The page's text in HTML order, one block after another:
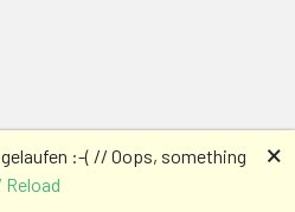
:-( // Oops, something
Reload
🗙